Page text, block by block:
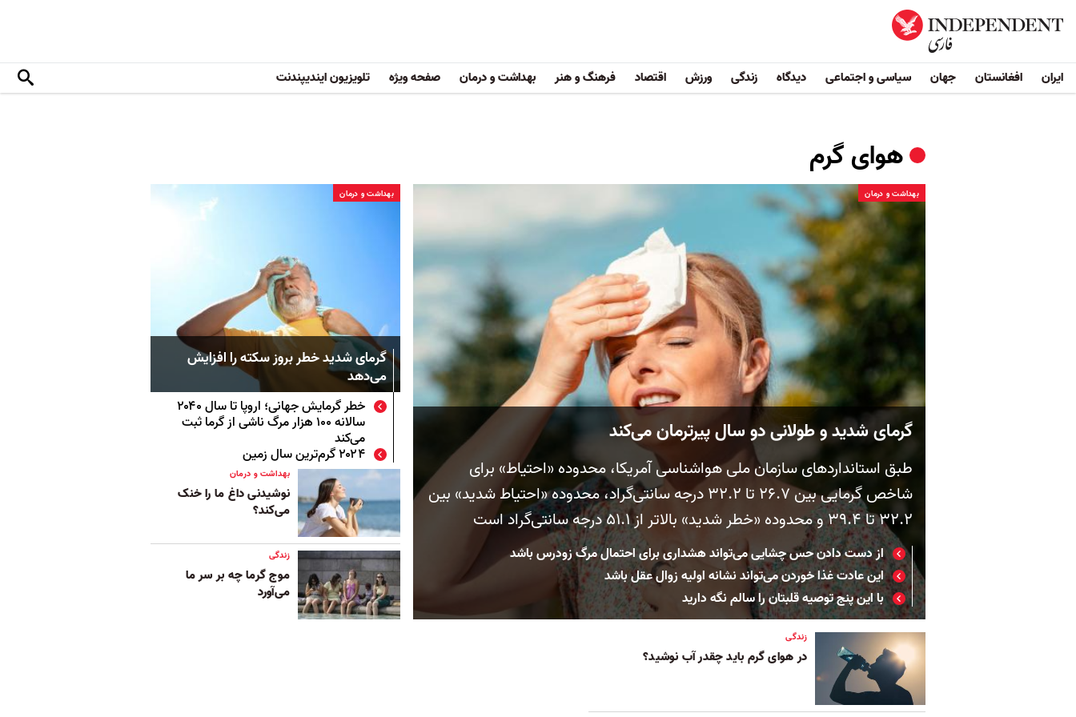
ایران افغانستان جهان سیاسی و اجتماعی دیدگاه زندگی ورزش اقتصاد فرهنگ و هنر بهداشت و درمان صفحه ویژه تلویزیون ایندیپندنت
هوای گرم
بهداشت و درمان
گرمای شدید و طولانی دو سال پیرترمان می‌کند
طبق استانداردهای سازمان ملی هواشناسی آمریکا، محدوده «احتیاط» برای
شاخص گرمایی بین ۲۶.۷ تا ۳۲.۲ درجه سانتی‌گراد، محدوده «احتیاط شدید» بین
۳۲.۲ تا ۳۹.۴ و محدوده «خطر شدید» بالاتر از ۵۱.۱ درجه سانتی‌گراد است
از دست‌ دادن حس چشایی می‌تواند هشداری برای احتمال مرگ زودرس باشد
این عادت غذا خوردن می‌تواند نشانه اولیه زوال عقل باشد
با این پنج توصیه قلبتان را سالم نگه دارید
بهداشت و درمان
گرمای شدید خطر بروز سکته را افزایش
می‌دهد
خطر گرمایش جهانی؛ اروپا تا سال ۲۰۴۰
سالانه ۱۰۰ هزار مرگ ناشی از گرما ثبت
می‌کند
۲۰۲۴ گرم‌ترین سال زمین
بهداشت و درمان
نوشیدنی داغ ما را خنک
می‌کند؟
زندگی
موج گرما چه بر سر ما
می‌آورد
زندگی
در هوای گرم باید چقدر آب نوشید؟